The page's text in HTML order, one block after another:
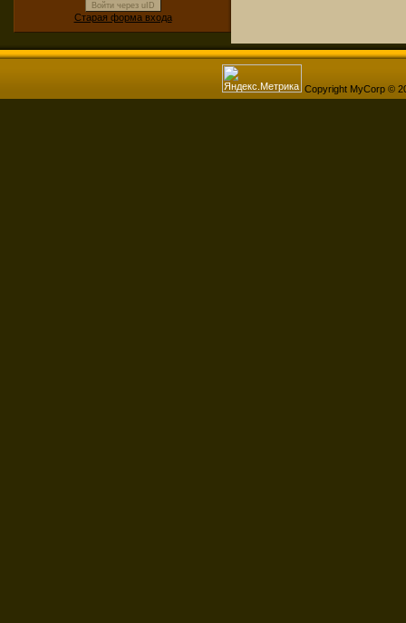
Войти через uID
Старая форма входа
Copyright MyCorp ©